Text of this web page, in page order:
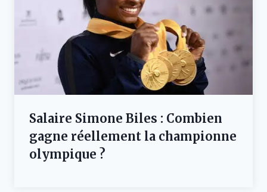
Salaire Simone Biles : Combien
gagne réellement la championne
olympique ?